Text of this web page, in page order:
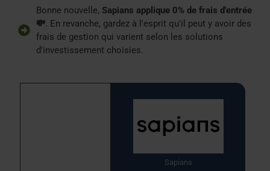
Bonne nouvelle, Sapians applique 0% de frais d'entrée
💸 . En revanche, gardez à l'esprit qu'il peut y avoir des
frais de gestion qui varient selon les solutions
d'investissement choisies.
Sapians